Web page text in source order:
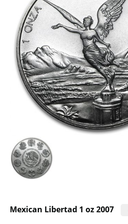
Mexican Libertad 1 oz 2007